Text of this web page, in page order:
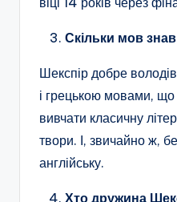
Скільки мов
Шекспір добре
і грецькою мовами,
вивчати класичну
твори. І, звичайно ж,
англійську.
Хто дружина